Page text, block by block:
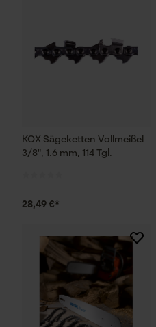
KOX Sägeketten Vollmeißel
3/8", 1.6 mm, 114 Tgl.
28,49 €*